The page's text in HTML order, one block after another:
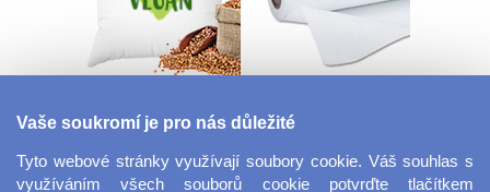
polštář
Vaše soukromí je pro nás důležité
Tyto webové stránky využívají soubory cookie. Váš souhlas s
využíváním všech souborů cookie potvrďte tlačítkem